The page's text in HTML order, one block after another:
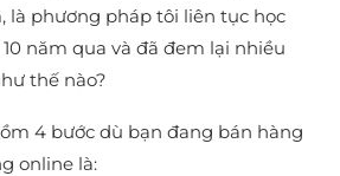
là phương pháp tôi liên tục học
năm qua và đã đem lại nhiều
thế nào?
4 bước dù bạn đang bán hàng
online là: